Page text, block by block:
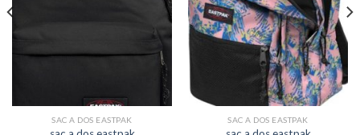
SAC A DOS EASTPAK SAC A DOS EASTPAK